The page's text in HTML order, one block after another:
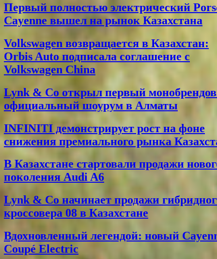
Первый полностью электрический
Cayenne вышел на рынок Казахстана
Volkswagen возвращается в Казахстан:
Orbis Auto подписала соглашение с
Volkswagen China
Lynk & Co открыл первый
официальный шоурум в Алматы
INFINITI демонстрирует рост на фоне
снижения премиального рынка
В Казахстане стартовали продажи
поколения Audi A6
Lynk & Co начинает продажи
кроссовера 08 в Казахстане
Вдохновленный легендой: новый
Coupé Electric